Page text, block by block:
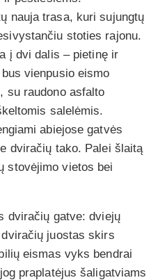
nauja trasa, kuri sujungtų
stoties rajonu.
į dvi dalis – pietinę ir
vienpusio eismo
su raudono asfalto
salelėmis.
abiejose gatvės
dviračių tako. Palei šlaitą
stovėjimo vietos bei
dviračių gatve: dviejų
juostas skirs
eismas vyks bendrai
praplatėjus šaligatviams